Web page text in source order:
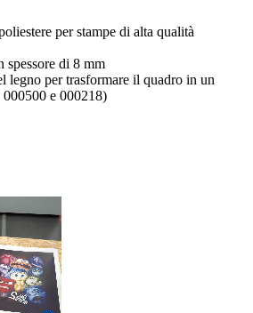
per stampe di alta qualità
spessore di 8 mm
legno per trasformare il quadro in un
e 000218)